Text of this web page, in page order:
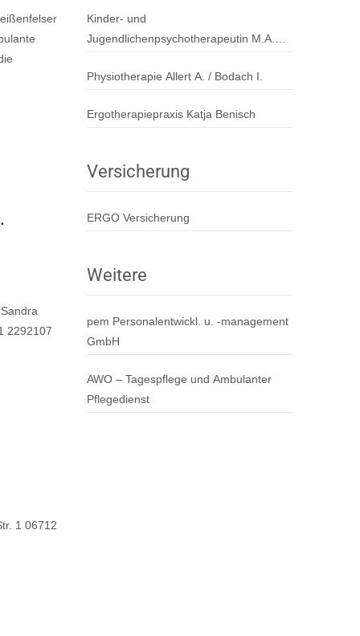
2292107
1 06712
Kinder- und
Jugendlichenpsychotherapeutin M.A.
Physiotherapie Allert A. / Bodach I.
Ergotherapiepraxis Katja Benisch
Versicherung
ERGO Versicherung
Weitere
pem Personalentwickl. u. -management
GmbH
AWO – Tagespflege und Ambulanter
Pflegedienst